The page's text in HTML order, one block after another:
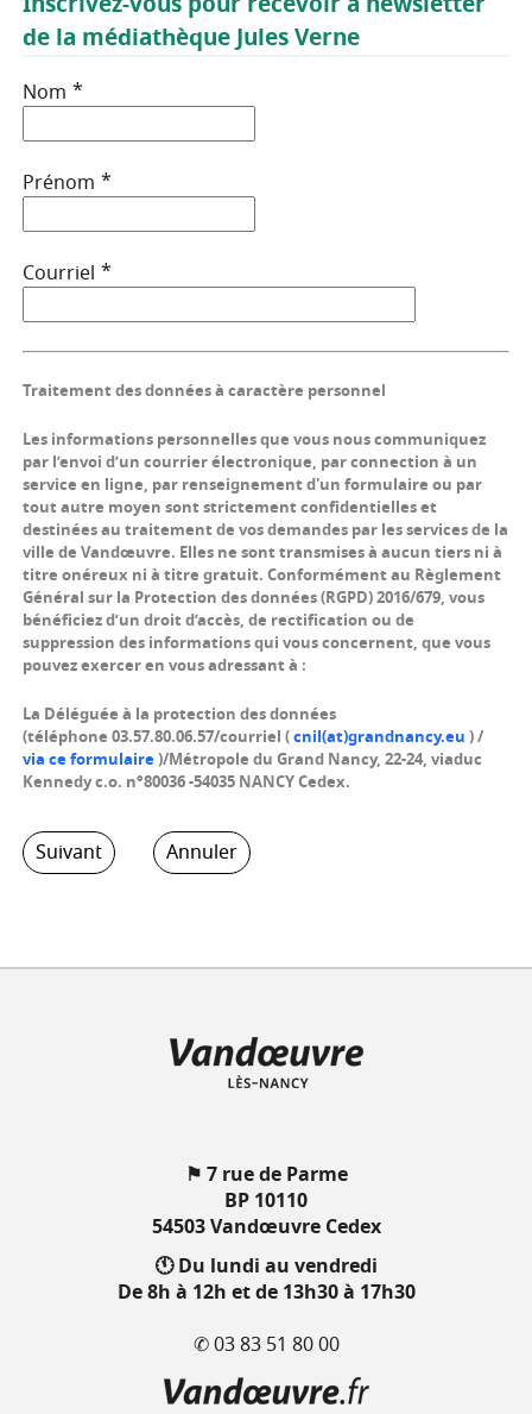
de la médiathèque Jules Verne
Nom *
Prénom *
Courriel *
Traitement des données à caractère personnel
Les informations personnelles que vous nous communiquez
par l’envoi d’un courrier électronique, par connection à un
service en ligne, par renseignement d'un formulaire ou par
tout autre moyen sont strictement confidentielles et
destinées au traitement de vos demandes par les services de la
ville de Vandœuvre. Elles ne sont transmises à aucun tiers ni à
titre onéreux ni à titre gratuit. Conformément au Règlement
Général sur la Protection des données (RGPD) 2016/679, vous
bénéficiez d’un droit d’accès, de rectification ou de
suppression des informations qui vous concernent, que vous
pouvez exercer en vous adressant à :
La Déléguée à la protection des données
(téléphone 03.57.80.06.57/courriel (cnil(at)grandnancy.eu ) /
via ce formulaire)/Métropole du Grand Nancy, 22-24, viaduc
Kennedy c.o. n°80036 -54035 NANCY Cedex.
Suivant Annuler
⚑ 7 rue de Parme
BP 10110
54503 Vandœuvre Cedex
🕚 Du lundi au vendredi
De 8h à 12h et de 13h30 à 17h30
✆ 03 83 51 80 00